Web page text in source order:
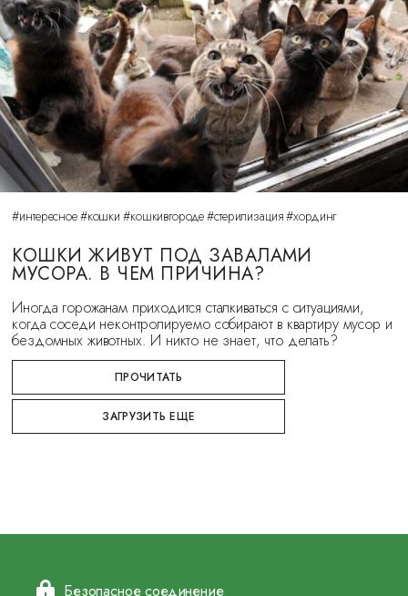
КОШКИ ЖИВУТ ПОД ЗАВАЛАМИ
МУСОРА. В ЧЕМ ПРИЧИНА?
Иногда горожанам приходится сталкиваться с ситуациями,
когда соседи неконтролируемо собирают в квартиру мусор и
бездомных животных. И никто не знает, что делать?
ПРОЧИТАТЬ
#интересное#кошки #кошкивгороде#стерилизация#хординг
ЗАГРУЗИТЬ ЕЩЕ
Безопасное соединение